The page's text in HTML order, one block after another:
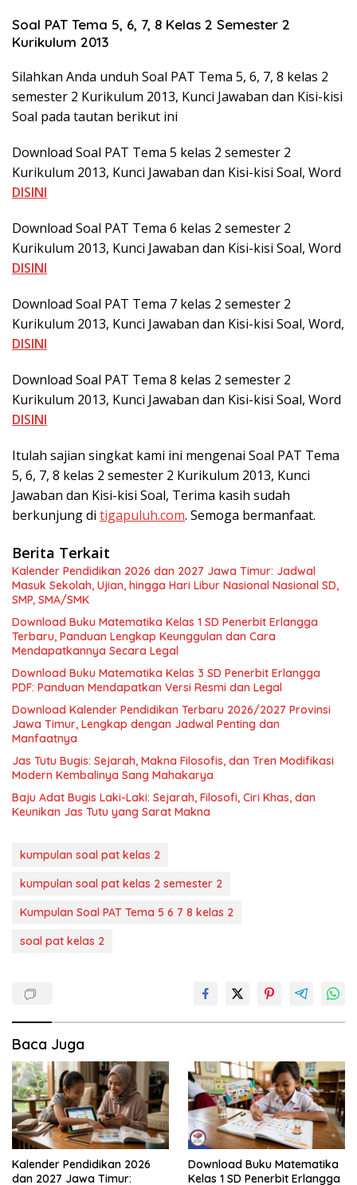
Soal PAT Tema 5, 6, 7, 8 Kelas 2 Semester 2
Kurikulum 2013
Silahkan Anda unduh Soal PAT Tema 5, 6, 7, 8 kelas 2
semester 2 Kurikulum 2013, Kunci Jawaban dan Kisi-kisi
Soal pada tautan berikut ini
Download Soal PAT Tema 5 kelas 2 semester 2
Kurikulum 2013, Kunci Jawaban dan Kisi-kisi Soal, Word
DISINI
Download Soal PAT Tema 6 kelas 2 semester 2
Kurikulum 2013, Kunci Jawaban dan Kisi-kisi Soal, Word
DISINI
Download Soal PAT Tema 7 kelas 2 semester 2
Kurikulum 2013, Kunci Jawaban dan Kisi-kisi Soal, Word,
DISINI
Download Soal PAT Tema 8 kelas 2 semester 2
Kurikulum 2013, Kunci Jawaban dan Kisi-kisi Soal, Word
DISINI
Itulah sajian singkat kami ini mengenai Soal PAT Tema
5, 6, 7, 8 kelas 2 semester 2 Kurikulum 2013, Kunci
Jawaban dan Kisi-kisi Soal, Terima kasih sudah
berkunjung di tigapuluh.com. Semoga bermanfaat.
Berita Terkait
Kalender Pendidikan 2026 dan 2027 Jawa Timur: Jadwal
Masuk Sekolah, Ujian, hingga Hari Libur Nasional Nasional SD,
SMP, SMA/SMK
Download Buku Matematika Kelas 1 SD Penerbit Erlangga
Terbaru, Panduan Lengkap Keunggulan dan Cara
Mendapatkannya Secara Legal
Download Buku Matematika Kelas 3 SD Penerbit Erlangga
PDF: Panduan Mendapatkan Versi Resmi dan Legal
Download Kalender Pendidikan Terbaru 2026/2027 Provinsi
Jawa Timur, Lengkap dengan Jadwal Penting dan
Manfaatnya
Jas Tutu Bugis: Sejarah, Makna Filosofis, dan Tren Modifikasi
Modern Kembalinya Sang Mahakarya
Baju Adat Bugis Laki-Laki: Sejarah, Filosofi, Ciri Khas, dan
Keunikan Jas Tutu yang Sarat Makna
kumpulan soal pat kelas 2
kumpulan soal pat kelas 2 semester 2
Kumpulan Soal PAT Tema 5 6 7 8 kelas 2
soal pat kelas 2
Baca Juga
Kalender Pendidikan 2026
dan 2027 Jawa Timur:
Download Buku Matematika
Kelas 1 SD Penerbit Erlangga